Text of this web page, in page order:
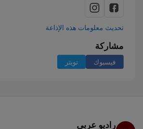
تحديث معلومات هذه الإذاعة
مشاركة
فيسبوك تويتر
راديو عربي